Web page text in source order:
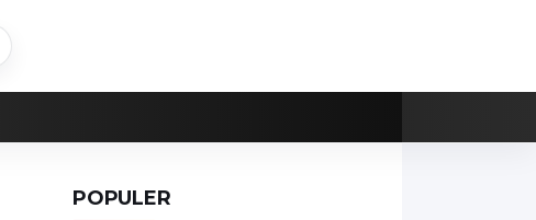
POPULER